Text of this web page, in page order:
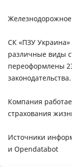
СК «ПЗУ
различные виды
переоформлены
законодательства.
Компания
страхования
Источники
и Opendatabot